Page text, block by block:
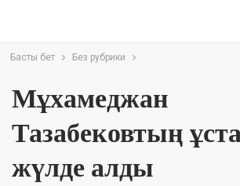
Басты бет Без рубрики
Мұхамеджан
Тазабековтың
жүлде алды